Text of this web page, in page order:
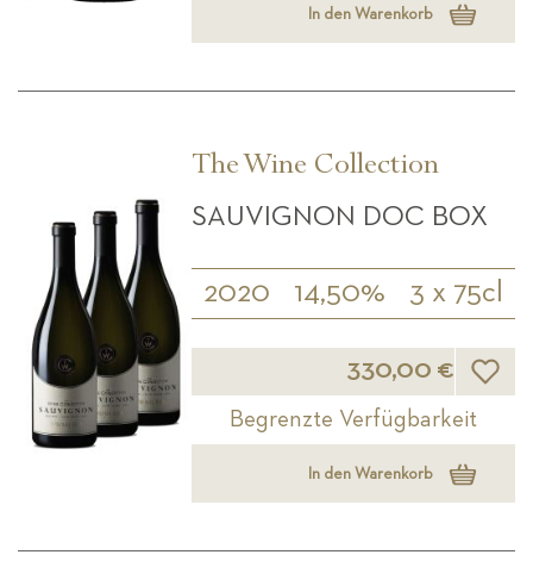
In den Warenkorb
The Wine Collection
SAUVIGNON DOC BOX
2020 14,50% 3 x 75cl
330,00 €
Begrenzte Verfügbarkeit
In den Warenkorb